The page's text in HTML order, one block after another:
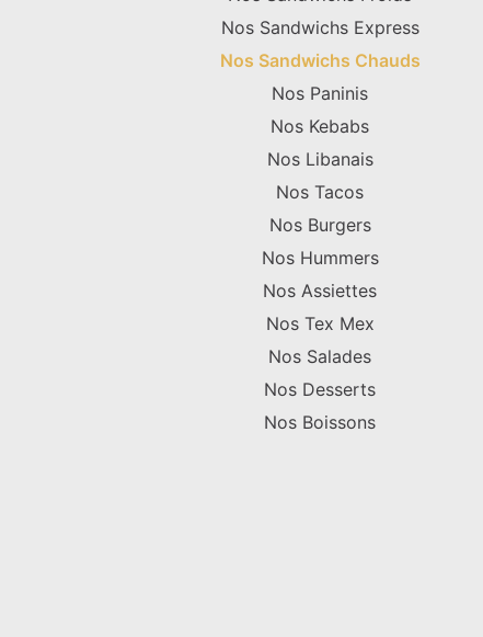
Nos Sandwichs Express
Nos Sandwichs Chauds
Nos Paninis
Nos Kebabs
Nos Libanais
Nos Tacos
Nos Burgers
Nos Hummers
Nos Assiettes
Nos Tex Mex
Nos Salades
Nos Desserts
Nos Boissons